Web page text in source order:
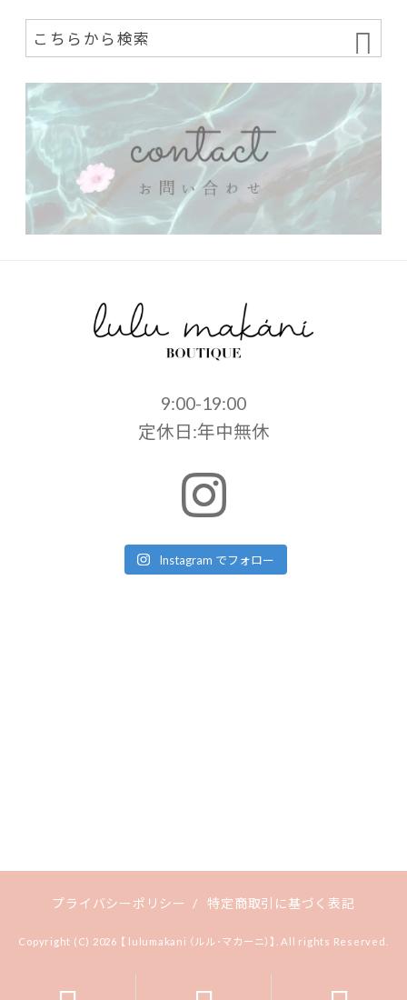
9:00-19:00
定休日:年中無休
Instagram でフォロー
プライバシーポリシー / 特定商取引に基づく表記
Copyright (C) 2026 【 lulumakani （ルル･マカーニ）】. All rights Reserved.